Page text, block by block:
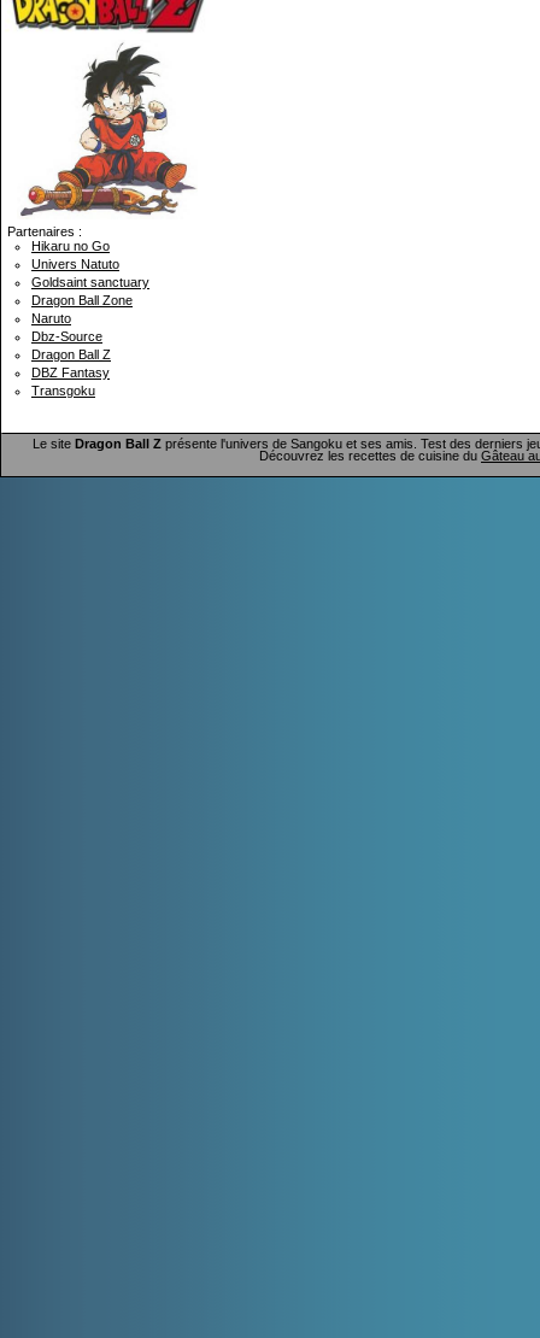
Partenaires :
Hikaru no Go
Univers Natuto
Goldsaint sanctuary
Dragon Ball Zone
Naruto
Dbz-Source
Dragon Ball Z
DBZ Fantasy
Transgoku
Le site Dragon Ball Zprésente l'univers de Sangoku et ses amis. Test des derniers
Découvrez les recettes de cuisine du Gâteau